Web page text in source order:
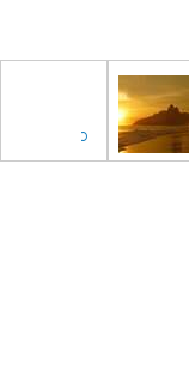
отново